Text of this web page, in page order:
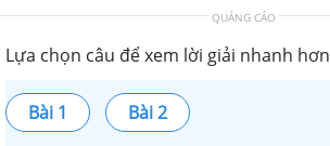
QUẢNG CÁO
Lựa chọn câu để xem lời giải nhanh hơn
Bài 1 Bài 2